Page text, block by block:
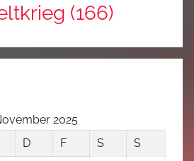
(166)
2025
D F S
S